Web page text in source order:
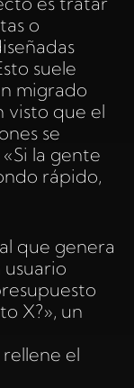
o
suele
migrado
visto que el
se
la gente
rápido,
que genera
X?», un
el